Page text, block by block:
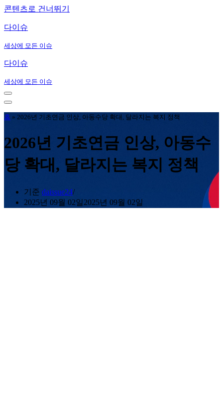
콘텐츠로 건너뛰기
다이슈
세상에 모든 이슈
다이슈
세상에 모든 이슈
내
비
게
메
내
비
션
뉴
홈 » 2026년 기초연금 인상, 아동수당 확대, 달라지는 복지 정책
2026년 기초연금 인상, 아동수
당 확대, 달라지는 복지 정책
기준 daissue24
2025년 09월 02일2025년 09월 02일